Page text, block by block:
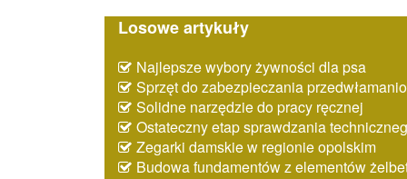
Losowe artykuły
Najlepsze wybory żywności dla psa
Sprzęt do zabezpieczania
Solidne narzędzie do pracy ręcznej
Ostateczny etap sprawdzania
Zegarki damskie w regionie opolskim
Budowa fundamentów z elementów